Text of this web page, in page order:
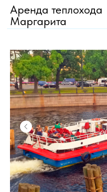
Аренда теплохода
Маргарита